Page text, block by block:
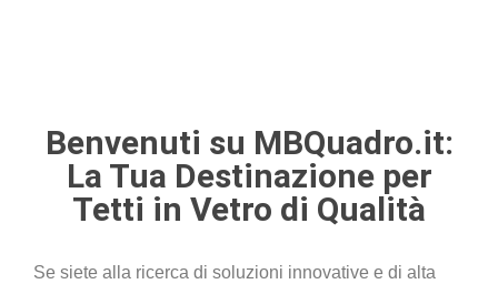
Benvenuti su MBQuadro.it:
La Tua Destinazione per
Tetti in Vetro di Qualità
Se siete alla ricerca di soluzioni innovative e di alta